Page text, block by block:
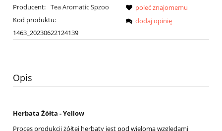
Producent: Tea Aromatic Spzoo
Kod produktu:
1463_20230622124139
poleć znajomemu
dodaj opinię
Opis
Herbata Żółta - Yellow
Proces produkcji żółtej herbaty jest pod wieloma względami